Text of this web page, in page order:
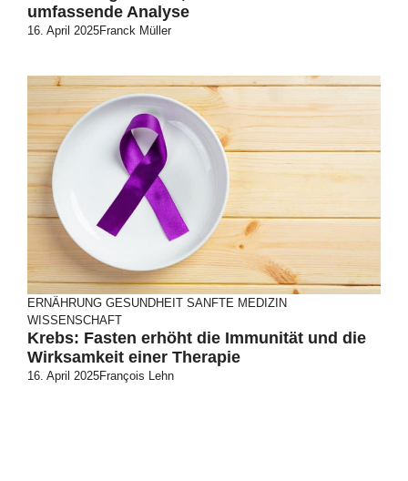
umfassende Analyse
16. April 2025Franck Müller
ERNÄHRUNG GESUNDHEIT SANFTE MEDIZIN
WISSENSCHAFT
Krebs: Fasten erhöht die Immunität und die
Wirksamkeit einer Therapie
16. April 2025François Lehn